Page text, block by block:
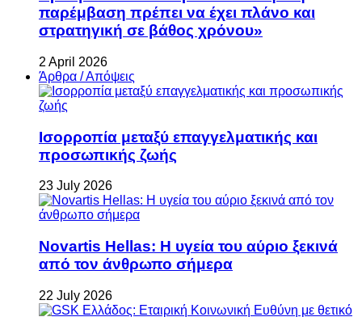
παρέμβαση πρέπει να έχει πλάνο και
στρατηγική σε βάθος χρόνου»
2 April 2026
Άρθρα / Απόψεις
Ισορροπία μεταξύ επαγγελματικής και
προσωπικής ζωής
23 July 2026
Novartis Hellas: Η υγεία του αύριο ξεκινά
από τον άνθρωπο σήμερα
22 July 2026